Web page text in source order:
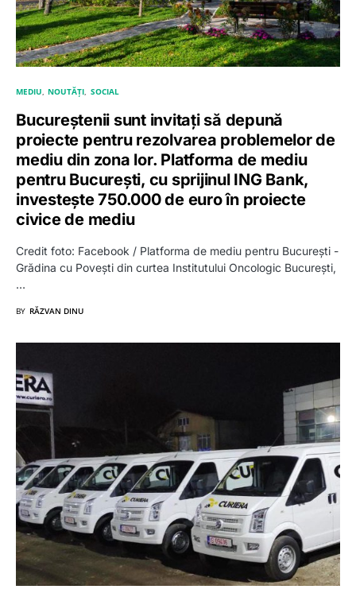
MEDIU NOUTĂȚI SOCIAL
Bucureștenii sunt invitați să depună
proiecte pentru rezolvarea problemelor de
mediu din zona lor. Platforma de mediu
pentru București, cu sprijinul ING Bank,
investește 750.000 de euro în proiecte
civice de mediu
Credit foto: Facebook / Platforma de mediu pentru București -
Grădina cu Povești din curtea Institutului Oncologic București,
…
BY RĂZVAN DINU